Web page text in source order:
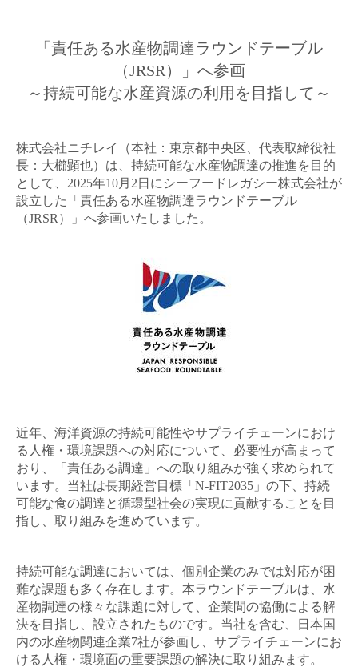
「責任ある水産物調達ラウンドテーブル
（JRSR）」へ参画
～持続可能な水産資源の利用を目指して～
株式会社ニチレイ（本社：東京都中央区、代表取締役社
長：大櫛顕也）は、持続可能な水産物調達の推進を目的
として、 2025年10月 2 日にシーフードレガシー株式会社が
設立した「責任ある水産物調達ラウンドテーブル
（JRSR ）」へ参画いたしました。
近年、海洋資源の持続可能性やサプライチェーンにおけ
る人権・環境課題への対応について、必要性が高まって
おり、「責任ある調達」への取り組みが強く求められて
います。当社は長期経営目標「 N-FIT2035 」の下、持続
可能な食の調達と循環型社会の実現に貢献することを目
指し、取り組みを進めています。
持続可能な調達においては、個別企業のみでは対応が困
難な課題も多く存在します。本ラウンドテーブルは、水
産物調達の様々な課題に対して、企業間の協働による解
決を目指し、設立されたものです。当社を含む、日本国
内の水産物関連企業7社が参画し、サプライチェーンにお
ける人権・環境面の重要課題の解決に取り組みます。